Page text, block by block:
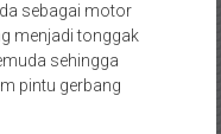
sebagai motor
menjadi tonggak
sehingga
pintu gerbang